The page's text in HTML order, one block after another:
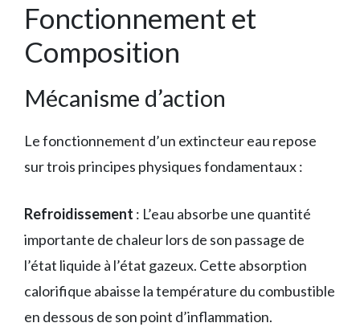
Fonctionnement et
Composition
Mécanisme d’action
Le fonctionnement d’un extincteur eau repose
sur trois principes physiques fondamentaux :
Refroidissement : L’eau absorbe une quantité
importante de chaleur lors de son passage de
l’état liquide à l’état gazeux. Cette absorption
calorifique abaisse la température du combustible
en dessous de son point d’inflammation.